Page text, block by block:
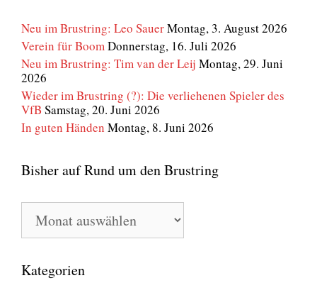
Neu im Brustring: Leo SauerMontag, 3. August 2026
Verein für BoomDonnerstag, 16. Juli 2026
Neu im Brustring: Tim van der Leij Montag, 29. Juni
2026
Wieder im Brustring (?): Die verliehenen Spieler des
VfB Samstag, 20. Juni 2026
In guten Händen Montag, 8. Juni 2026
Bisher auf Rund um den Brustring
Bisher
auf
Rund
den
Brustring
Kategorien